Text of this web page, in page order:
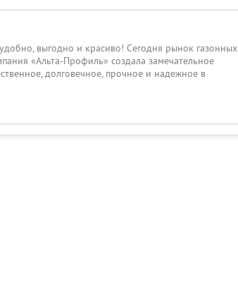
выгодно и красиво! Сегодня рынок газонных
«Альта-Профиль» создала замечательное
долговечное, прочное и надежное в